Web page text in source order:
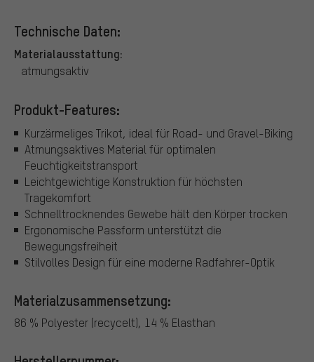
Technische Daten:
Materialausstattung:
atmungsaktiv
Produkt-Features:
Kurzärmeliges Trikot, ideal für Road- und Gravel-Biking
Atmungsaktives Material für optimalen
Feuchtigkeitstransport
Leichtgewichtige Konstruktion für höchsten
Tragekomfort
Schnelltrocknendes Gewebe hält den Körper trocken
Ergonomische Passform unterstützt die
Bewegungsfreiheit
Stilvolles Design für eine moderne Radfahrer-Optik
Materialzusammensetzung:
86 % Polyester (recycelt), 14 % Elasthan